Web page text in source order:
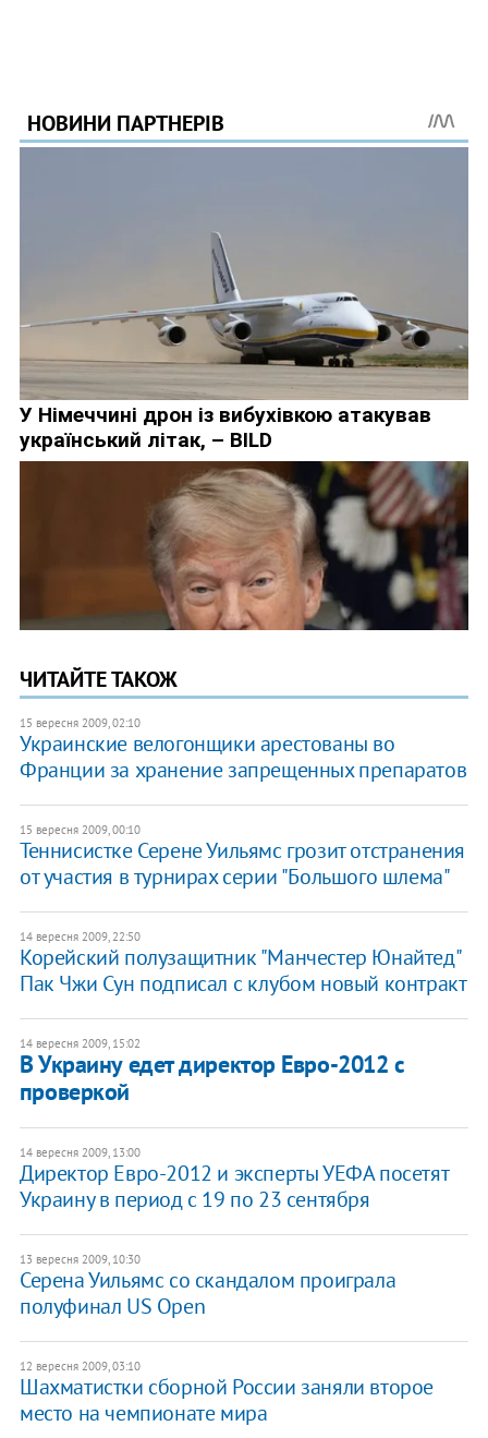
ЧИТАЙТЕ ТАКОЖ
15 вересня 2009, 02:10
Украинские велогонщики арестованы во
Франции за хранение запрещенных препаратов
15 вересня 2009, 00:10
Теннисистке Серене Уильямс грозит отстранения
от участия в турнирах серии "Большого шлема"
14 вересня 2009, 22:50
Корейский полузащитник "Манчестер Юнайтед"
Пак Чжи Сун подписал с клубом новый контракт
14 вересня 2009, 15:02
В Украину едет директор Евро-2012 с
проверкой
14 вересня 2009, 13:00
Директор Евро-2012 и эксперты УЕФА посетят
Украину в период с 19 по 23 сентября
13 вересня 2009, 10:30
Серена Уильямс со скандалом проиграла
полуфинал US Open
12 вересня 2009, 03:10
Шахматистки сборной России заняли второе
место на чемпионате мира